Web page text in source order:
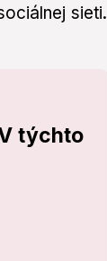
sieti.
týchto